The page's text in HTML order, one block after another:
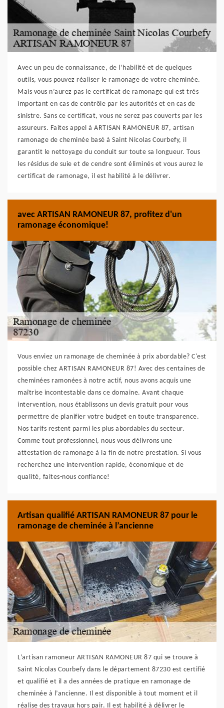
Avec un peu de connaissance, de l’habilité et de quelques
outils, vous pouvez réaliser le ramonage de votre cheminée.
Mais vous n’aurez pas le certificat de ramonage qui est très
important en cas de contrôle par les autorités et en cas de
sinistre. Sans ce certificat, vous ne serez pas couverts par les
assureurs. Faites appel à ARTISAN RAMONEUR 87, artisan
ramonage de cheminée basé à Saint Nicolas Courbefy, il
garantit le nettoyage du conduit sur toute sa longueur. Tous
les résidus de suie et de cendre sont éliminés et vous aurez le
certificat de ramonage, il est habilité à le délivrer.
avec ARTISAN RAMONEUR 87, profitez d'un
ramonage économique!
Vous enviez un ramonage de cheminée à prix abordable? C'est
possible chez ARTISAN RAMONEUR 87! Avec des centaines de
cheminées ramonées à notre actif, nous avons acquis une
maîtrise incontestable dans ce domaine. Avant chaque
intervention, nous établissons un devis gratuit pour vous
permettre de planifier votre budget en toute transparence.
Nos tarifs restent parmi les plus abordables du secteur.
Comme tout professionnel, nous vous délivrons une
attestation de ramonage à la fin de notre prestation. Si vous
recherchez une intervention rapide, économique et de
qualité, faites-nous confiance!
Artisan qualifié ARTISAN RAMONEUR 87 pour le
ramonage de cheminée à l’ancienne
L’artisan ramoneur ARTISAN RAMONEUR 87 qui se trouve à
Saint Nicolas Courbefy dans le département 87230 est certifié
et qualifié et il a des années de pratique en ramonage de
cheminée à l’ancienne. Il est disponible à tout moment et il
réalise des travaux hors pair. Il est habilité à délivrer le